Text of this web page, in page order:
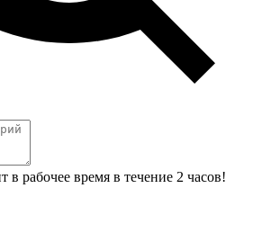
в рабочее время в течение 2 часов!